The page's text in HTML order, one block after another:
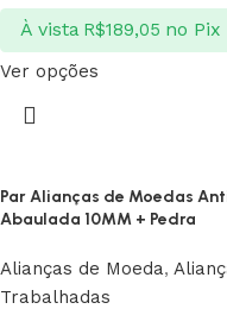
À vista R$189,05 no Pix
Ver opções
Par Alianças de Moedas
Abaulada 10MM + Pedra
Alianças de Moeda,
Trabalhadas